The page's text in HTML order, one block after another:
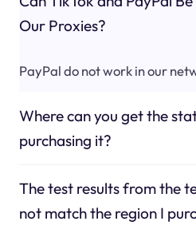
Our Proxies?
PayPal do not work in our
Where can you get the
purchasing it?
The test results from the
not match the region I